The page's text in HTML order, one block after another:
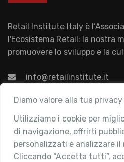
Diamo valore alla tua privacy
Utilizziamo i cookie per
di navigazione, offrirti
personalizzati e analizzare
Cliccando “Accetta tutti”,
Retail Institute Italy è
l'Ecosistema Retail: la nostra
promuovere lo sviluppo e la
info@retailinstitute.it
Associazione
Chi siamo
Attività
Contatti